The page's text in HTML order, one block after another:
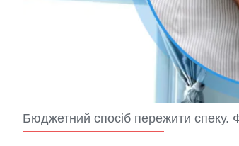
Бюджетний спосіб пережити